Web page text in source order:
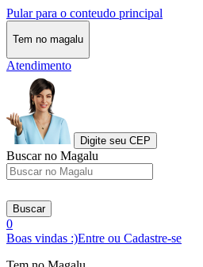
Pular para o conteudo principal
Tem no magalu
Atendimento
Digite seu CEP
Buscar no Magalu
Buscar
0
Boas vindas :)Entre ou Cadastre-se